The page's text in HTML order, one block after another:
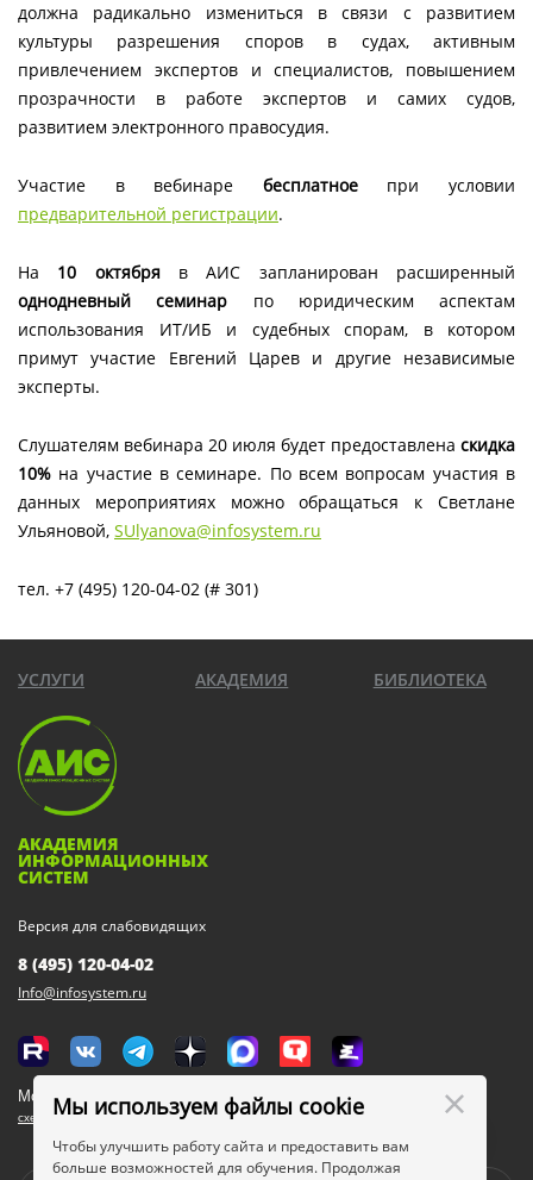
должна радикально измениться в связи с развитием
культуры разрешения споров в судах, активным
привлечением экспертов и специалистов, повышением
прозрачности в работе экспертов и самих судов,
развитием электронного правосудия.
Участие в вебинаре бесплатноепри условии
предварительной регистрации.
На 10 октября в АИС запланирован расширенный
однодневный семинар по юридическим аспектам
использования ИТ/ИБ и судебных спорам, в котором
примут участие Евгений Царев и другие независимые
эксперты.
Слушателям вебинара 20 июля будет предоставлена скидка
10% на участие в семинаре. По всем вопросам участия в
данных мероприятиях можно обращаться к Светлане
Ульяновой, SUlyanova@infosystem.ru
тел. +7 (495) 120-04-02 (# 301)
УСЛУГИ АКАДЕМИЯ БИБЛИОТЕКА
АКАДЕМИЯ
ИНФОРМАЦИОННЫХ
СИСТЕМ
Версия для слабовидящих
8 (495) 120-04-02
Info@infosystem.ru
Москва, 111123, ул. Плеханова, 4а
схема проезда
Мы используем файлы cookie
Чтобы улучшить работу сайта и предоставить вам
больше возможностей для обучения. Продолжая